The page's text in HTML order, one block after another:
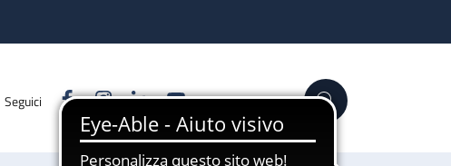
Seguici FacebookInstagram
LinkedinYouTube Cerca